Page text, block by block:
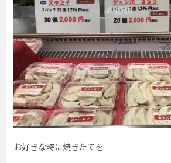
お好きな時に焼きたてを